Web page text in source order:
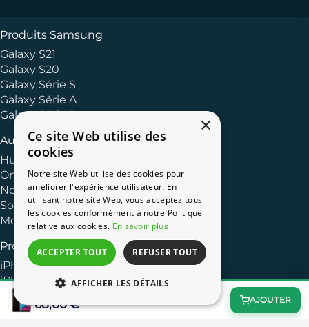
68,00 € AJOUTER
Produits Apple
iPhone 13
iPhone 11
iPhone XR
iPhone 8
Autres Marques
Huawei
OnePlus
Nokia
Sony
Motorola
Produits Samsung
Galaxy S21
Galaxy S20
Galaxy Série S
Galaxy Série A
Galaxy Série J
×
Ce site Web utilise des
cookies
Notre site Web utilise des cookies pour
améliorer l'expérience utilisateur. En
utilisant notre site Web, vous acceptez tous
les cookies conformément à notre Politique
relative aux cookies. En savoir plus
ACCEPTER TOUT REFUSER TOUT
AFFICHER LES DÉTAILS